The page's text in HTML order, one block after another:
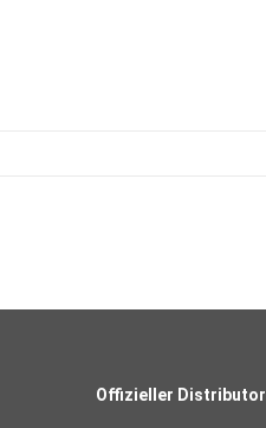
Offizieller Distributor